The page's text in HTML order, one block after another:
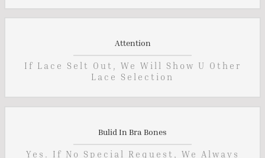
Attention
If Lace Selt Out, We Will Show U Other
Lace Selection
Bulid In Bra Bones
Yes. If No Special Request, We Always